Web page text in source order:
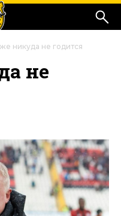
никуда не годится
не